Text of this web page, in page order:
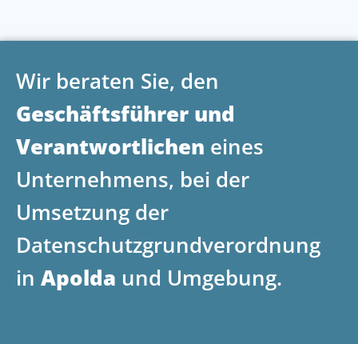
Wir beraten Sie, den
Geschäftsführer und
Verantwortlichen eines
Unternehmens, bei der
Umsetzung der
Datenschutzgrundverordnung
in Apolda und Umgebung.